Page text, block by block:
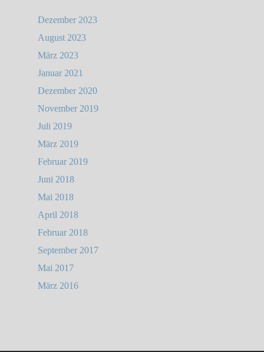
Dezember 2023
August 2023
März 2023
Januar 2021
Dezember 2020
November 2019
Juli 2019
März 2019
Februar 2019
Juni 2018
Mai 2018
April 2018
Februar 2018
September 2017
Mai 2017
März 2016